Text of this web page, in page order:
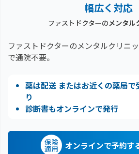
幅広く対応
ファストドクターのメンタル
ファストドクターのメンタルクリニ
で通院不要。
薬は配送 またはお近くの薬局で
り
診断書もオンラインで発行
保険
適用 オンラインで予約す